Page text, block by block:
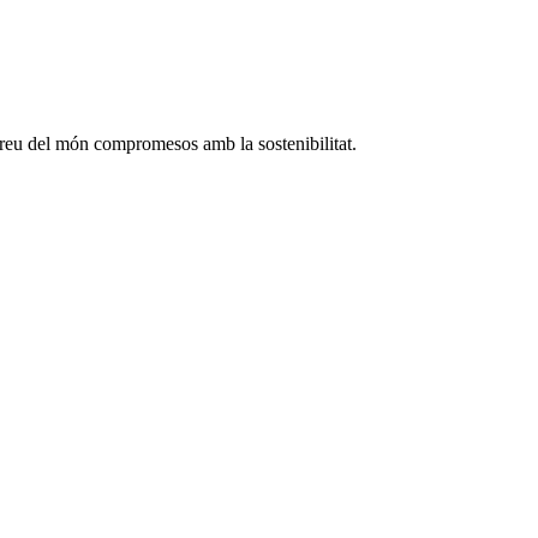
del món compromesos amb la sostenibilitat.